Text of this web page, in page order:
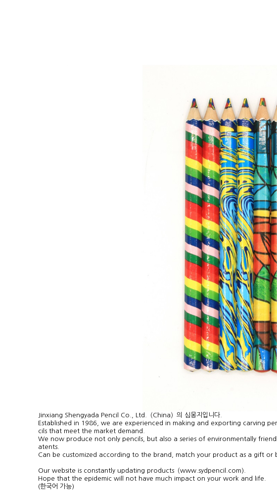
Jinxiang Shengyada Pencil Co., Ltd.（China）의 심몽지입니다.
cils that meet the market demand.
atents.
Can be customized according to the brand, match your product as a gift or
Our website is constantly updating products（www.sydpencil.com).
Hope that the epidemic will not have much impact on your work and life.
(한국어 가능)